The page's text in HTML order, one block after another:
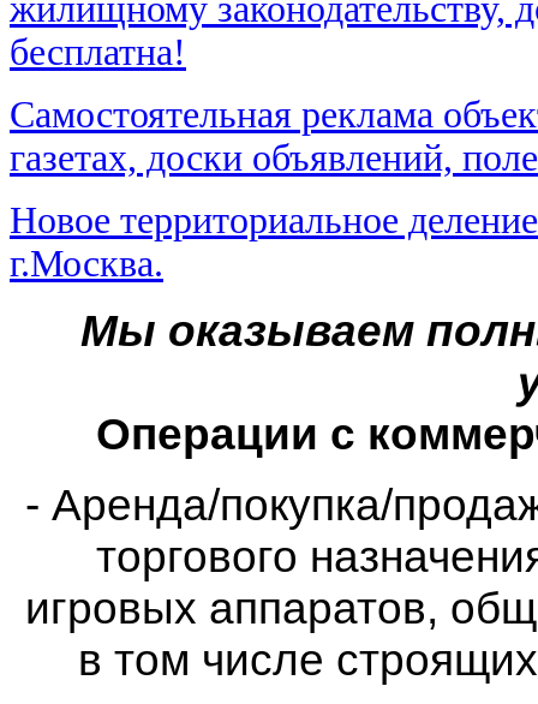
жилищному законодательству,
бесплатна!
Самостоятельная реклама
газетах, доски объявлений,
Новое территориальное
г.Москва.
Мы оказываем
Операции с
- Аренда/покупка/
торгового
игровых аппаратов,
в том числе